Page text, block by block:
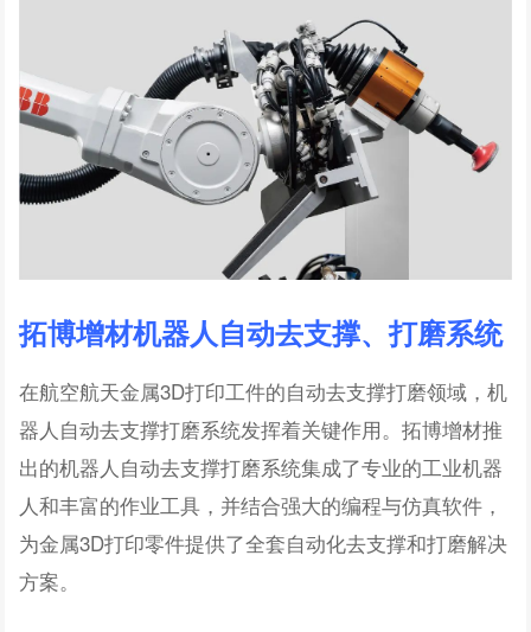
拓博增材机器人自动去支撑、打磨系统
在航空航天金属3D打印工件的自动去支撑打磨领域，机
器人自动去支撑打磨系统发挥着关键作用。拓博增材推
出的机器人自动去支撑打磨系统集成了专业的工业机器
人和丰富的作业工具，并结合强大的编程与仿真软件，
为金属3D打印零件提供了全套自动化去支撑和打磨解决
方案。